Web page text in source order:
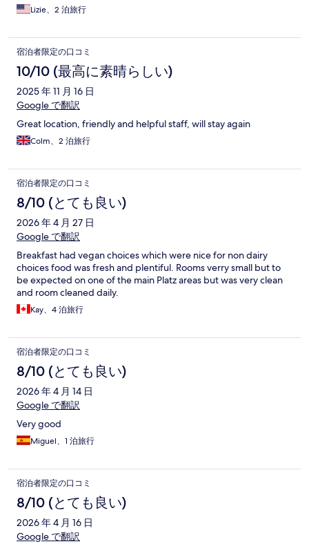
Lizie、2 泊旅行
宿泊者限定の口コミ
10/10 (最高に素晴らしい)
2025 年 11 月 16 日
Google で翻訳
Great location, friendly and helpful staff, will stay again
Colm、2 泊旅行
宿泊者限定の口コミ
8/10 (とても良い)
2026 年 4 月 27 日
Google で翻訳
Breakfast had vegan choices which were nice for non dairy
choices food was fresh and plentiful. Rooms verry small but to
be expected on one of the main Platz areas but was very clean
and room cleaned daily.
Kay、4 泊旅行
宿泊者限定の口コミ
8/10 (とても良い)
2026 年 4 月 14 日
Google で翻訳
Very good
Miguel、1 泊旅行
宿泊者限定の口コミ
8/10 (とても良い)
2026 年 4 月 16 日
Google で翻訳